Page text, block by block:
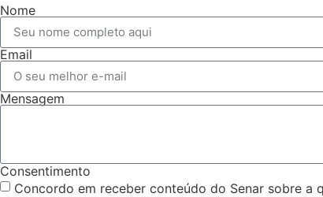
Nome
Email
Mensagem
Consentimento
Concordo em receber conteúdo do Senar sobre a